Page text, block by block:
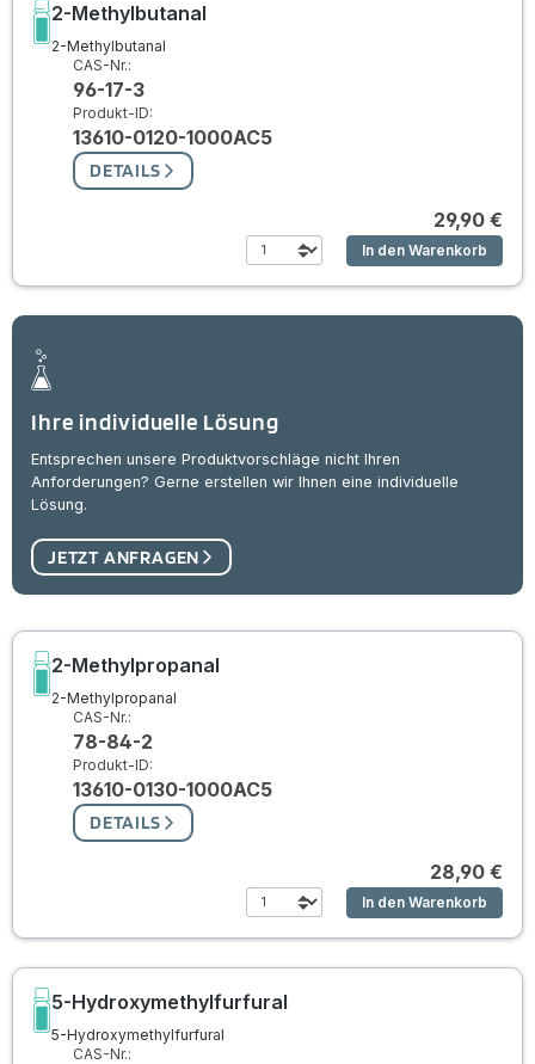
2-Methylbutanal
2-Methylbutanal
CAS-Nr.:
96-17-3
Produkt-ID:
13610-0120-1000AC5
DETAILS
29,90 €
In den Warenkorb
2-Methylpropanal
2-Methylpropanal
CAS-Nr.:
78-84-2
Produkt-ID:
13610-0130-1000AC5
DETAILS
28,90 €
In den Warenkorb
5-Hydroxymethylfurfural
5-Hydroxymethylfurfural
CAS-Nr.:
Ihre individuelle Lösung
Entsprechen unsere Produktvorschläge nicht Ihren
Anforderungen? Gerne erstellen wir Ihnen eine individuelle
Lösung.
JETZT ANFRAGEN